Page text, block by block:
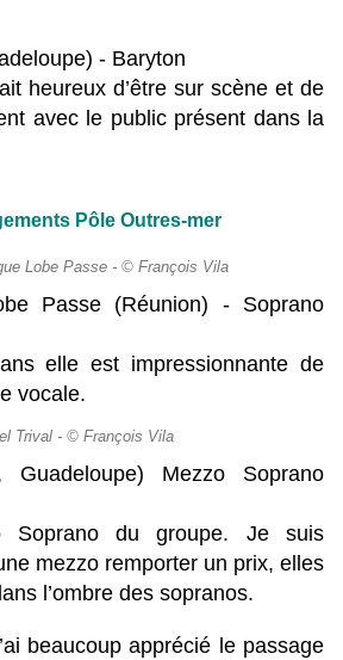
- Baryton
heureux d’être sur scène et de
avec le public présent dans la
Pôle Outres-mer
Lobe Passe - © François Vila
Passe (Réunion) - Soprano
elle est impressionnante de
vocale.
Trival - © François Vila
Guadeloupe) Mezzo Soprano
Soprano du groupe. Je suis
mezzo remporter un prix, elles
l’ombre des sopranos.
beaucoup apprécié le passage